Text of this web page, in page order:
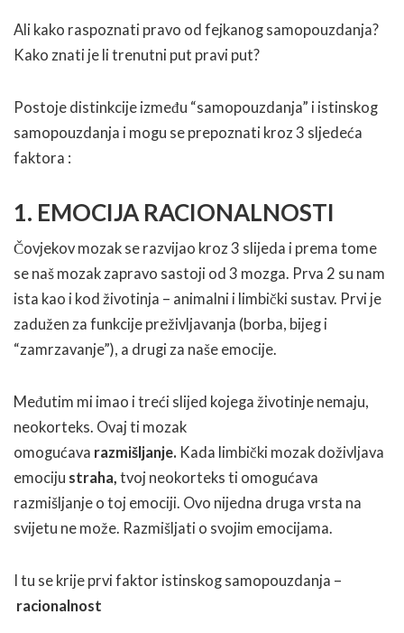
Ali kako raspoznati pravo od fejkanog samopouzdanja?
Kako znati je li trenutni put pravi put?
Postoje distinkcije između “samopouzdanja” i istinskog
samopouzdanja i mogu se prepoznati kroz 3 sljedeća
faktora :
1. EMOCIJA RACIONALNOSTI
Čovjekov mozak se razvijao kroz 3 slijeda i prema tome
se naš mozak zapravo sastoji od 3 mozga. Prva 2 su nam
ista kao i kod životinja – animalni i limbički sustav. Prvi je
zadužen za funkcije preživljavanja (borba, bijeg i
“zamrzavanje”), a drugi za naše emocije.
Međutim mi imao i treći slijed kojega životinje nemaju,
neokorteks. Ovaj ti mozak
omogućava razmišljanje. Kada limbički mozak doživljava
emociju straha, tvoj neokorteks ti omogućava
razmišljanje o toj emociji. Ovo nijedna druga vrsta na
svijetu ne može. Razmišljati o svojim emocijama.
I tu se krije prvi faktor istinskog samopouzdanja –
racionalnost